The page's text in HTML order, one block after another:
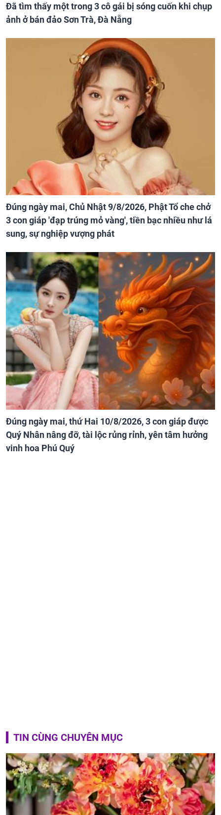
Đã tìm thấy một trong 3 cô gái bị sóng cuốn khi chụp
ảnh ở bán đảo Sơn Trà, Đà Nẵng
Đúng ngày mai, Chủ Nhật 9/8/2026, Phật Tổ che chở
3 con giáp 'đạp trúng mỏ vàng', tiền bạc nhiều như lá
sung, sự nghiệp vượng phát
Đúng ngày mai, thứ Hai 10/8/2026, 3 con giáp được
Quý Nhân nâng đỡ, tài lộc rủng rỉnh, yên tâm hưởng
vinh hoa Phú Quý
TIN CÙNG CHUYÊN MỤC